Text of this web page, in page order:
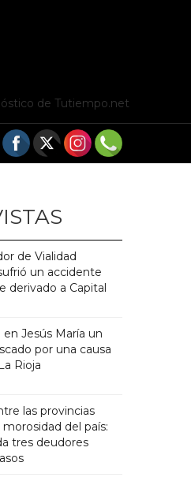
de Tutiempo.net
de Vialidad
un accidente
derivado a Capital
en Jesús María un
por una causa
Rioja
las provincias
del país:
tres deudores